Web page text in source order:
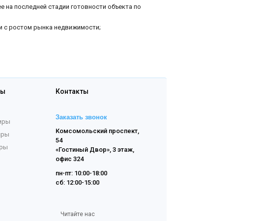
последней стадии готовности объекта по
с ростом рынка недвижимости;
Контакты
Заказать звонок
Комсомольский проспект,
54
«Гостиный Двор», 3 этаж,
офис 324
пн-пт: 10:00-18:00
сб: 12:00-15:00
Читайте нас